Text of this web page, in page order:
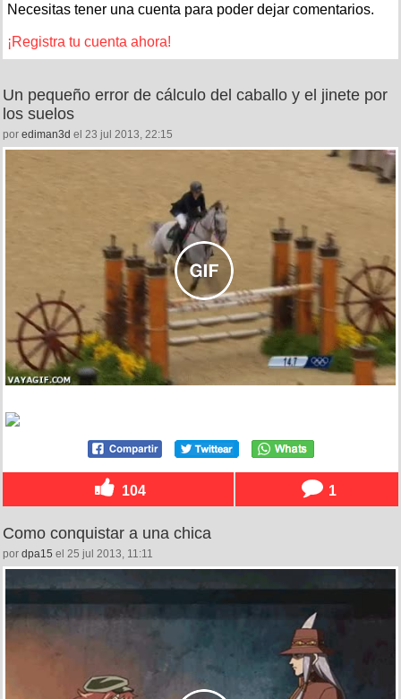
Necesitas tener una cuenta para poder dejar comentarios.
¡Registra tu cuenta ahora!
Un pequeño error de cálculo del caballo y el jinete por
los suelos
por ediman3d el 23 jul 2013, 22:15
104 1
Como conquistar a una chica
por dpa15 el 25 jul 2013, 11:11